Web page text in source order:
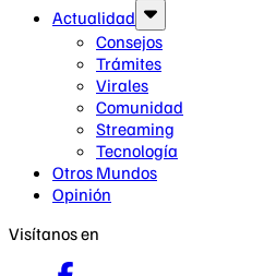
Actualidad
Consejos
Trámites
Virales
Comunidad
Streaming
Tecnología
Otros Mundos
Opinión
Visítanos en